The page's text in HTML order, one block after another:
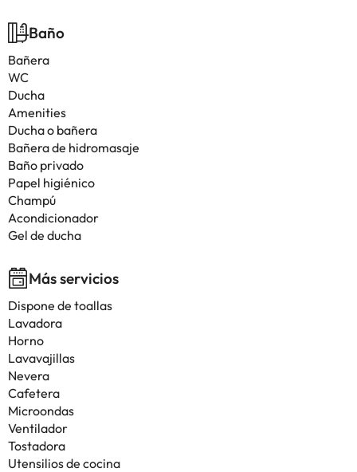
Baño
Bañera
WC
Ducha
Amenities
Ducha o bañera
Bañera de hidromasaje
Baño privado
Papel higiénico
Champú
Acondicionador
Gel de ducha
Más servicios
Dispone de toallas
Lavadora
Horno
Lavavajillas
Nevera
Cafetera
Microondas
Ventilador
Tostadora
Utensilios de cocina